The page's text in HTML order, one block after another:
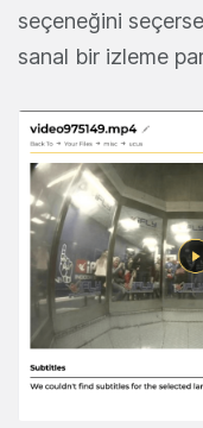
seçeneğini
sanal bir izleme